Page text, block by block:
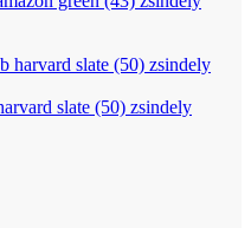
slate (50) zsindely